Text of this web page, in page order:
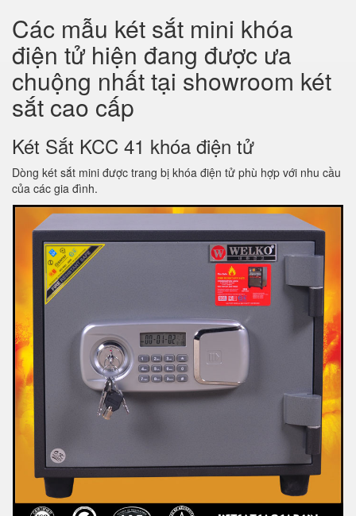
Các mẫu két sắt mini khóa
điện tử hiện đang được ưa
chuộng nhất tại showroom két
sắt cao cấp
Két Sắt KCC 41 khóa điện tử
Dòng két sắt mini được trang bị khóa điện tử phù hợp với nhu cầu
của các gia đình.